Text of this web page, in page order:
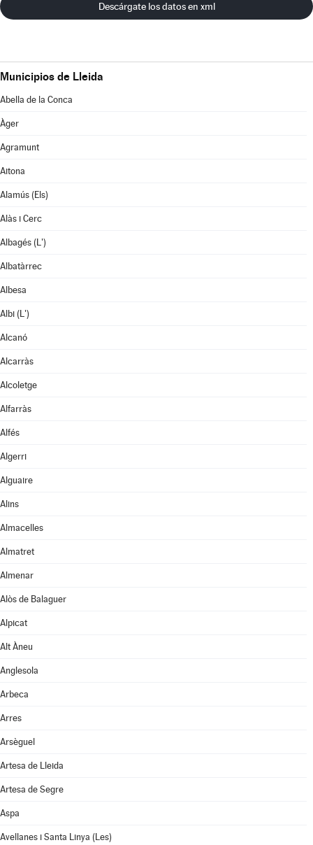
Descárgate los datos en xml
Municipios de Lleida
Abella de la Conca
Àger
Agramunt
Aitona
Alamús (Els)
Alàs i Cerc
Albagés (L')
Albatàrrec
Albesa
Albi (L')
Alcanó
Alcarràs
Alcoletge
Alfarràs
Alfés
Algerri
Alguaire
Alins
Almacelles
Almatret
Almenar
Alòs de Balaguer
Alpicat
Alt Àneu
Anglesola
Arbeca
Arres
Arsèguel
Artesa de Lleida
Artesa de Segre
Aspa
Avellanes i Santa Linya (Les)